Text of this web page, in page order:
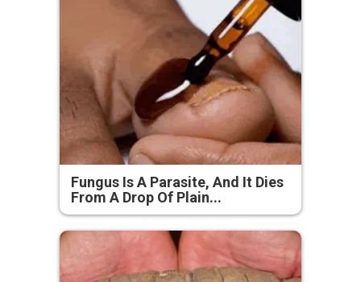
Fungus Is A Parasite, And It Dies
From A Drop Of Plain...